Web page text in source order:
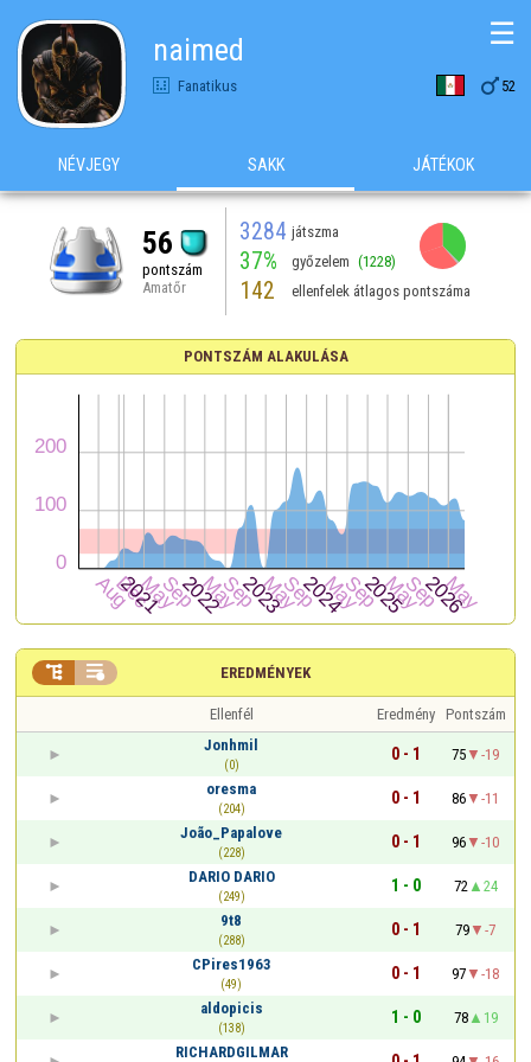
naimed
Fanatikus  52
☰
NÉVJEGY SAKK JÁTÉKOK
56
pontszám
Amatőr
3284 játszma
37% győzelem (1228)
142 ellenfelek átlagos pontszáma
PONTSZÁM ALAKULÁSA
EREDMÉNYEK
 
Ellenfél Eredmény Pontszám
Jonhmil
(0)
0 - 1 75
-19
oresma
(204)
0 - 1 86
-11
João_Papalove
(228)
0 - 1 96
-10
DARIO DARIO
(249)
1 - 0 72
24
9t8
(288)
0 - 1 79
-7
CPires1963
(49)
0 - 1 97
-18
aldopicis
(138)
1 - 0 78
19
RICHARDGILMAR